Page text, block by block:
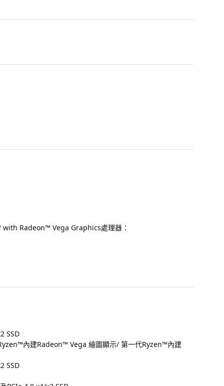
Radeon™ Vega Graphics處理器：
SSD
內建Radeon™ Vega 繪圖顯示/ 第一代Ryzen™內建
SSD